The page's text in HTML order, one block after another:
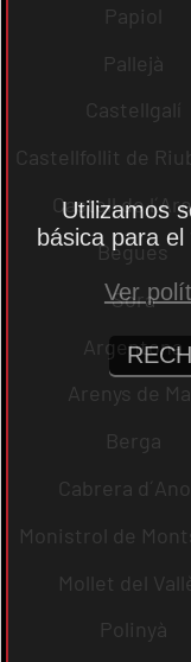
Papiol
Pallejà
Castellgalí
Castellfollit de
Castell de
Begues
Sora
Argentona
Arenys de
Berga
Cabrera
Monistrol de
Mollet del
Polinyà
Utilizamos
básica para
Ver